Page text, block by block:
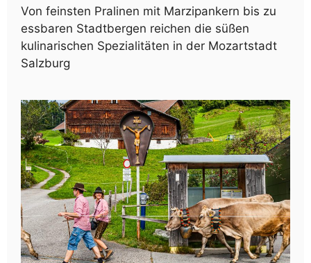
Von feinsten Pralinen mit Marzipankern bis zu
essbaren Stadtbergen reichen die süßen
kulinarischen Spezialitäten in der Mozartstadt
Salzburg